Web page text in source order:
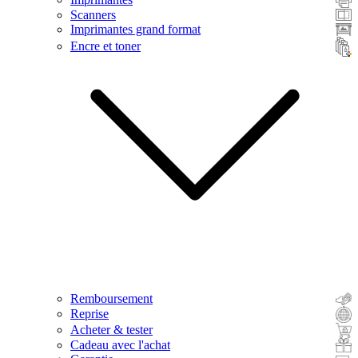
Scanners
Imprimantes grand format
Encre et toner
Remboursement
Reprise
Acheter & tester
Cadeau avec l'achat